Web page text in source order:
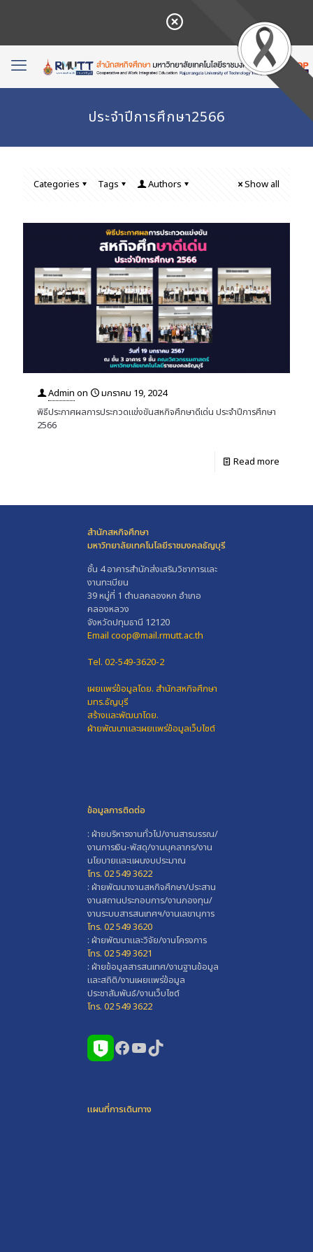
ประจำปีการศึกษา2566
Categories Tags Authors Show all
Admin on
มกราคม 19, 2024
พิธีประกาศผลการประกวดแข่งขันสหกิจศึกษาดีเด่น ประจำปีการศึกษา
2566
Read more
สำนักสหกิจศึกษา
มหาวิทยาลัยเทคโนโลยีราชมงคลธัญบุรี
ชั้น 4 อาคารสำนักส่งเสริมวิชาการและ
งานทะเบียน
39 หมู่ที่ 1 ตำบลคลองหก อำเภอ
คลองหลวง
จังหวัดปทุมธานี 12120
Email coop@mail.rmutt.ac.th
Tel. 02-549-3620-2
เผยแพร่ข้อมูลโดย. สำนักสหกิจศึกษา
มทร.ธัญบุรี
สร้างและพัฒนาโดย.
ฝ่ายพัฒนาและเผยแพร่ข้อมูลเว็บไซต์
ข้อมูลการติดต่อ
: ฝ่ายบริหารงานทั่วไป/งานสารบรรณ/
งานการเงิน-พัสดุ/งานบุคลากร/งาน
นโยบายและแผนงบประมาณ
โทร. 02 549 3622
: ฝ่ายพัฒนางานสหกิจศึกษา/ประสาน
งานสถานประกอบการ/งานกองทุน/
งานระบบสารสนเทศฯ/งานเลขานุการ
โทร. 02 549 3620
: ฝ่ายพัฒนาและวิจัย/งานโครงการ
โทร. 02 549 3621
: ฝ่ายข้อมูลสารสนเทศ/งานฐานข้อมูล
และสถิติ/งานเผยแพร่ข้อมูล
ประชาสัมพันธ์/งานเว็บไซต์
โทร. 02 549 3622
Facebook
YouTube
TikTok
แผนที่การเดินทาง